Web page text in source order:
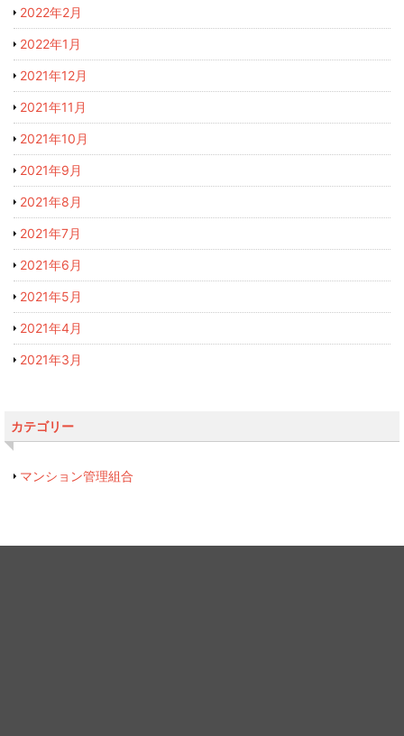
2022年2月
2022年1月
2021年12月
2021年11月
2021年10月
2021年9月
2021年8月
2021年7月
2021年6月
2021年5月
2021年4月
2021年3月
カテゴリー
マンション管理組合